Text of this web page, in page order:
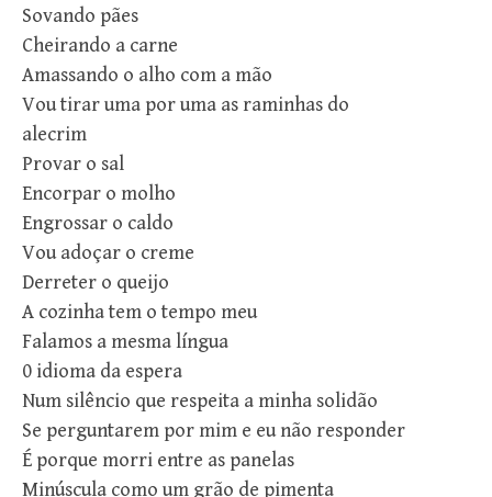
Sovando pães
Cheirando a carne
Amassando o alho com a mão
Vou tirar uma por uma as raminhas do
alecrim
Provar o sal
Encorpar o molho
Engrossar o caldo
Vou adoçar o creme
Derreter o queijo
A cozinha tem o tempo meu
Falamos a mesma língua
0 idioma da espera
Num silêncio que respeita a minha solidão
Se perguntarem por mim e eu não responder
É porque morri entre as panelas
Minúscula como um grão de pimenta